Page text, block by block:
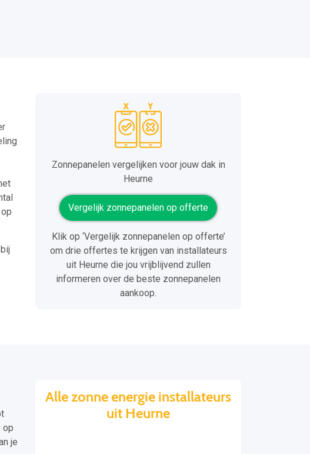
Zonnepanelen vergelijken voor jouw dak in
Heurne
Vergelijk zonnepanelen op offerte
Klik op ‘Vergelijk zonnepanelen op offerte’
om drie offertes te krijgen van installateurs
uit Heurne die jou vrijblijvend zullen
informeren over de beste zonnepanelen
aankoop.
op
je
Alle zonne energie installateurs
uit Heurne